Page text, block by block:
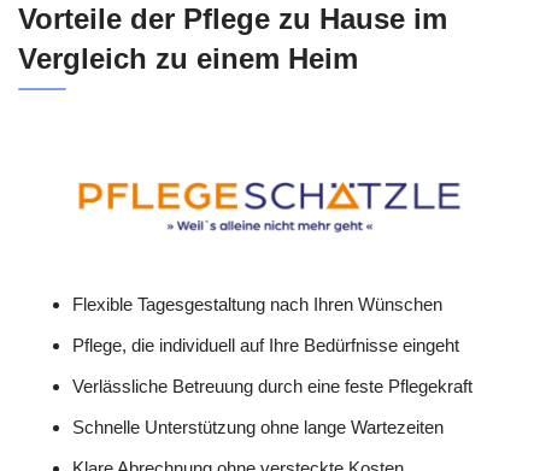
Vorteile der Pflege zu Hause im
Vergleich zu einem Heim
Flexible Tagesgestaltung nach Ihren Wünschen
Pflege, die individuell auf Ihre Bedürfnisse eingeht
Verlässliche Betreuung durch eine feste Pflegekraft
Schnelle Unterstützung ohne lange Wartezeiten